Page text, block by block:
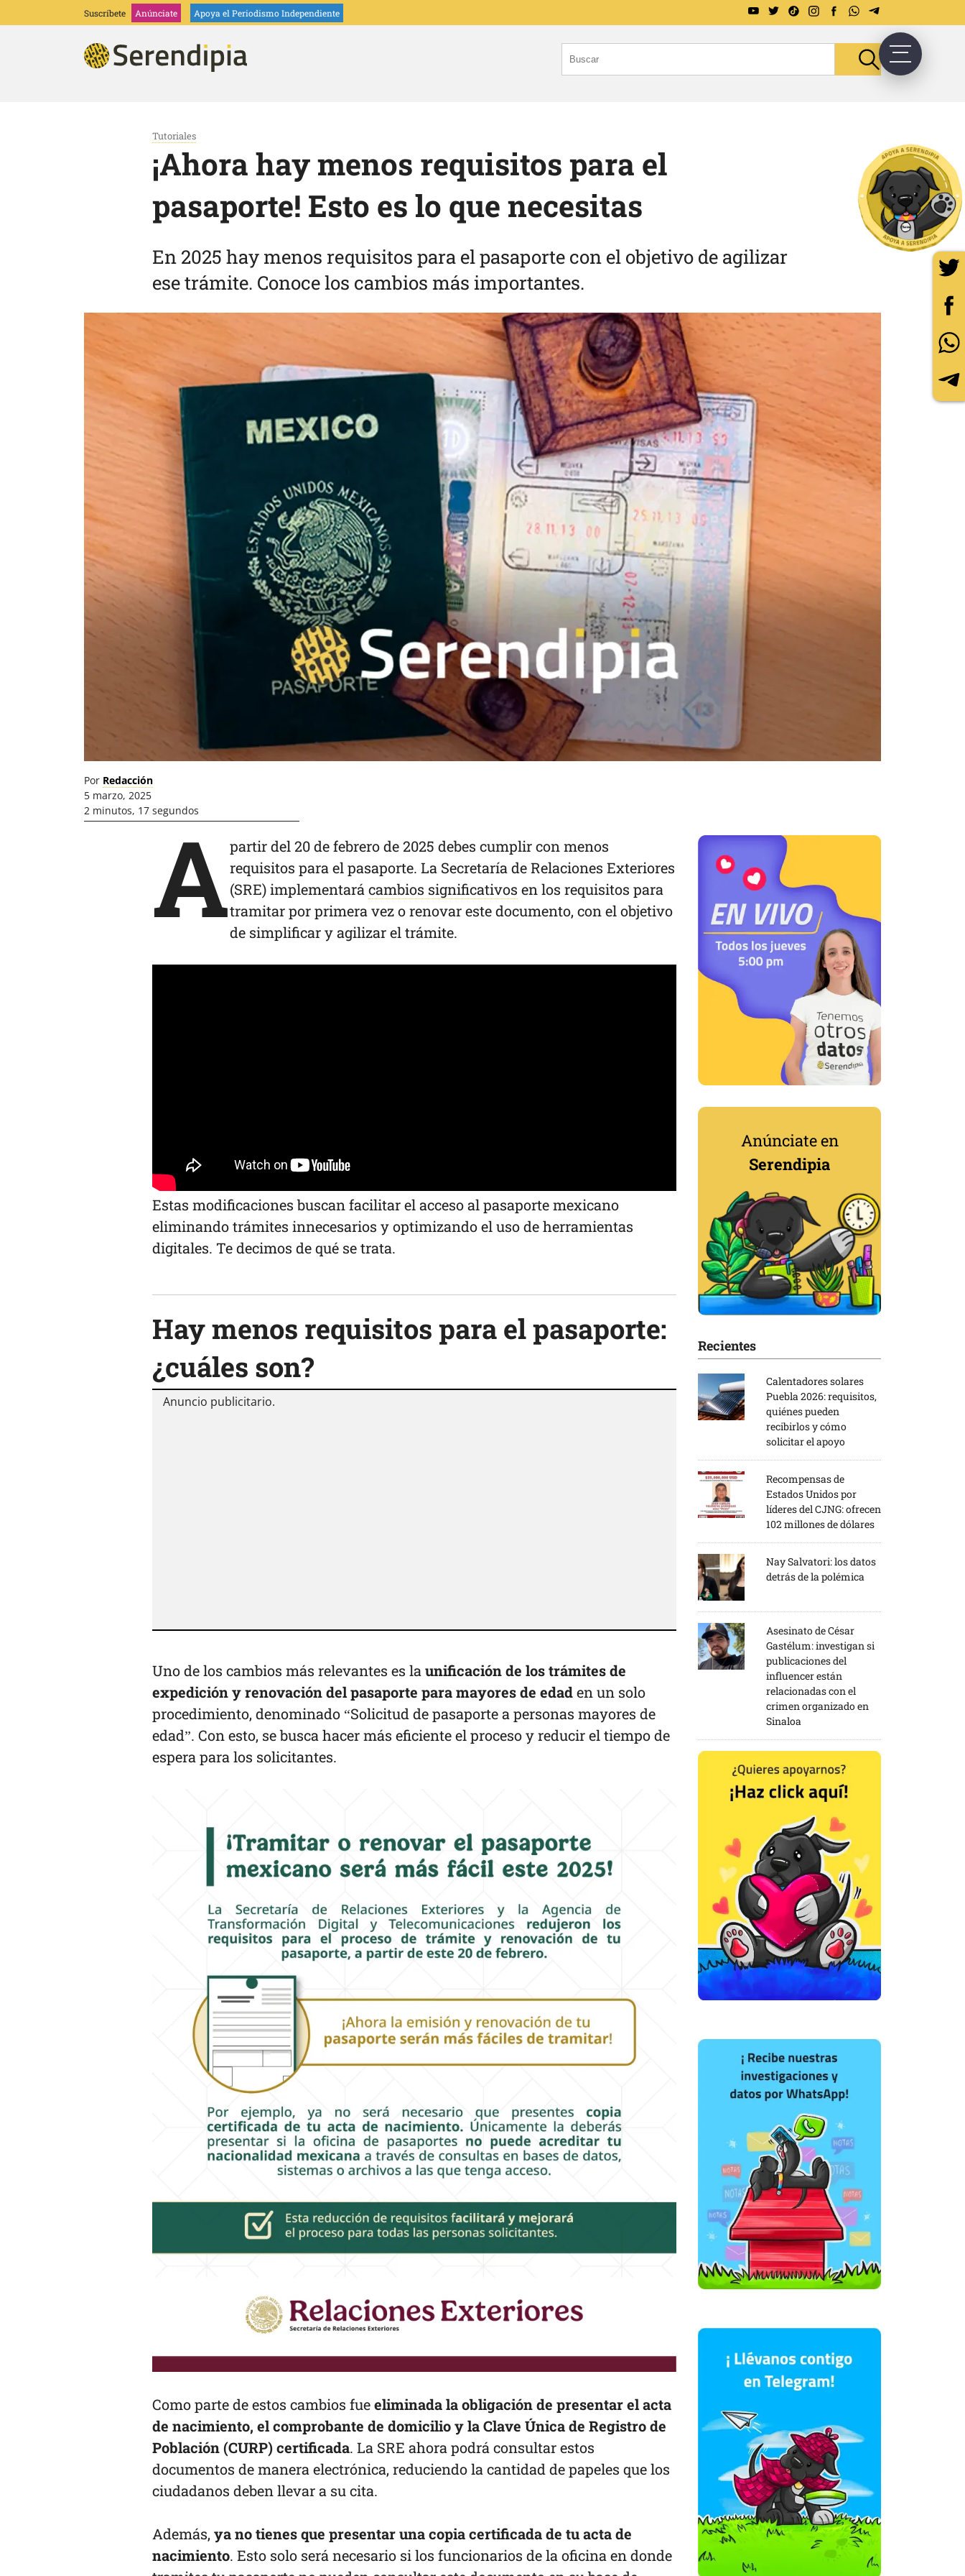
Suscríbete Anúnciate Apoya el Periodismo Independiente
Tutoriales
¡Ahora hay menos requisitos para el
pasaporte! Esto es lo que necesitas
En 2025 hay menos requisitos para el pasaporte con el objetivo de agilizar
ese trámite. Conoce los cambios más importantes.
Por Redacción
5 marzo, 2025
2 minutos, 17 segundos
Apartir del 20 de febrero de 2025 debes cumplir con menos
requisitos para el pasaporte. La Secretaría de Relaciones Exteriores
(SRE) implementará cambios significativos en los requisitos para
tramitar por primera vez o renovar este documento, con el objetivo
de simplificar y agilizar el trámite.
Estas modificaciones buscan facilitar el acceso al pasaporte mexicano
eliminando trámites innecesarios y optimizando el uso de herramientas
digitales. Te decimos de qué se trata.
Hay menos requisitos para el pasaporte:
¿cuáles son?
Uno de los cambios más relevantes es la unificación de los trámites de
expedición y renovación del pasaporte para mayores de edaden un solo
procedimiento, denominado “Solicitud de pasaporte a personas mayores de
edad”. Con esto, se busca hacer más eficiente el proceso y reducir el tiempo de
espera para los solicitantes.
Como parte de estos cambios fueeliminada la obligación de presentar el acta
de nacimiento, el comprobante de domicilio y la Clave Única de Registro de
Población (CURP) certificada. La SRE ahora podrá consultar estos
documentos de manera electrónica, reduciendo la cantidad de papeles que los
ciudadanos deben llevar a su cita.
Además, ya no tienes que presentar una copia certificada de tu acta de
nacimiento. Esto solo será necesario si los funcionarios de la oficina en donde
Anúnciate en
Serendipia
Recientes
Calentadores solares
Puebla 2026: requisitos,
quiénes pueden
recibirlos y cómo
solicitar el apoyo
Recompensas de
Estados Unidos por
líderes del CJNG: ofrecen
102 millones de dólares
Nay Salvatori: los datos
detrás de la polémica
Asesinato de César
Gastélum: investigan si
publicaciones del
influencer están
relacionadas con el
crimen organizado en
Sinaloa